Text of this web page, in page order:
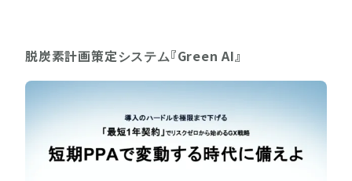
脱炭素計画策定システム『Green AI』